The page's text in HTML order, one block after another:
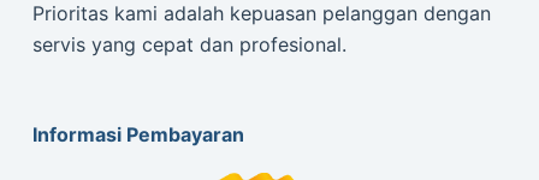
Prioritas kami adalah kepuasan pelanggan dengan
servis yang cepat dan profesional.
Informasi Pembayaran